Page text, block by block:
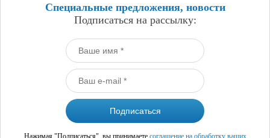
Специальные предложения, новости
Подписаться на рассылку:
Нажимая "Подписаться", вы принимаете соглашение на обработку ваших